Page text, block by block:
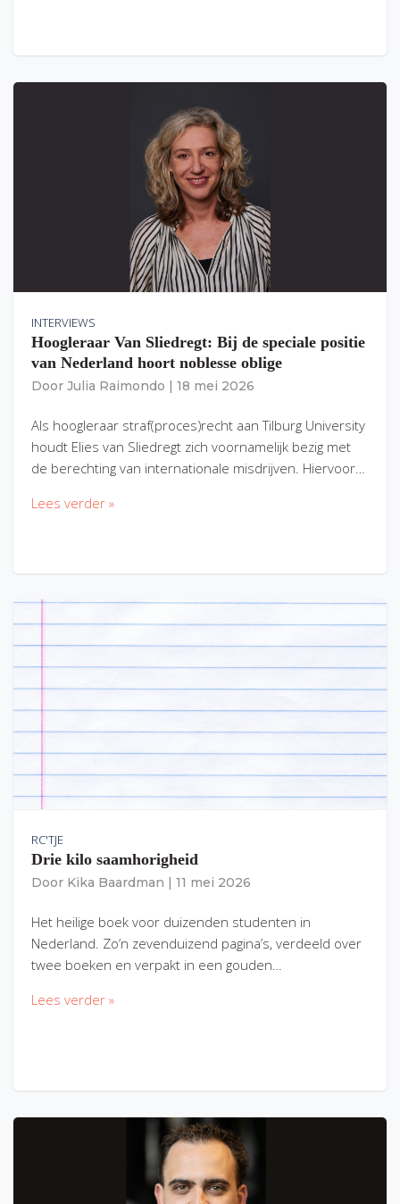
INTERVIEWS
Hoogleraar Van Sliedregt: Bij de speciale positie
van Nederland hoort noblesse oblige
Door Julia Raimondo 18 mei 2026
Als hoogleraar straf(proces)recht aan Tilburg University
houdt Elies van Sliedregt zich voornamelijk bezig met
de berechting van internationale misdrijven. Hiervoor…
Lees verder »
RC'TJE
Drie kilo saamhorigheid
Door Kika Baardman 11 mei 2026
Het heilige boek voor duizenden studenten in
Nederland. Zo’n zevenduizend pagina’s, verdeeld over
twee boeken en verpakt in een gouden…
Lees verder »